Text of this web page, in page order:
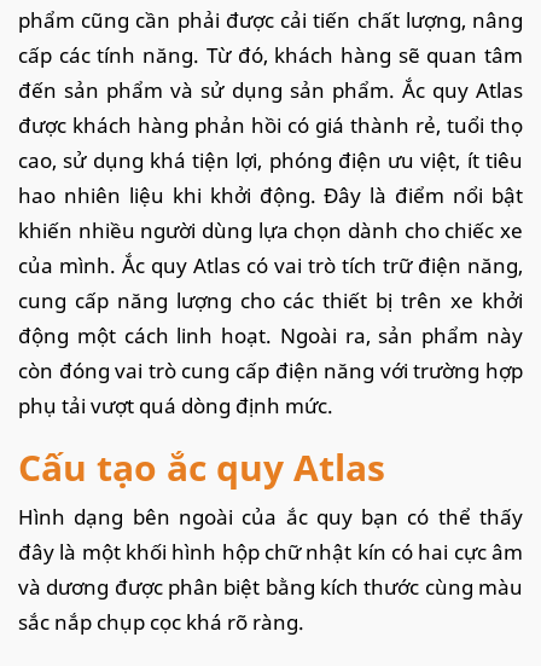
phẩm cũng cần phải được cải tiến chất lượng, nâng
cấp các tính năng. Từ đó, khách hàng sẽ quan tâm
đến sản phẩm và sử dụng sản phẩm. Ắc quy Atlas
được khách hàng phản hồi có giá thành rẻ, tuổi thọ
cao, sử dụng khá tiện lợi, phóng điện ưu việt, ít tiêu
hao nhiên liệu khi khởi động. Đây là điểm nổi bật
khiến nhiều người dùng lựa chọn dành cho chiếc xe
của mình. Ắc quy Atlas có vai trò tích trữ điện năng,
cung cấp năng lượng cho các thiết bị trên xe khởi
động một cách linh hoạt. Ngoài ra, sản phẩm này
còn đóng vai trò cung cấp điện năng với trường hợp
phụ tải vượt quá dòng định mức.
Cấu tạo ắc quy Atlas
Hình dạng bên ngoài của ắc quy bạn có thể thấy
đây là một khối hình hộp chữ nhật kín có hai cực âm
và dương được phân biệt bằng kích thước cùng màu
sắc nắp chụp cọc khá rõ ràng.